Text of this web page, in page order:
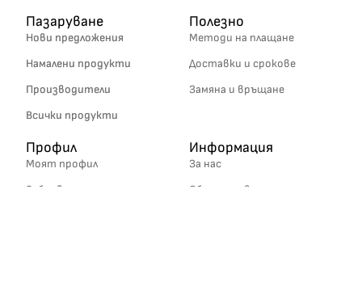
Пазаруване
Нови предложения
Намалени продукти
Производители
Всички продукти
Полезно
Методи на плащане
Доставки и срокове
Замяна и връщане
Профил
Моят профил
Забравена парола
Информация
За нас
Общи условия